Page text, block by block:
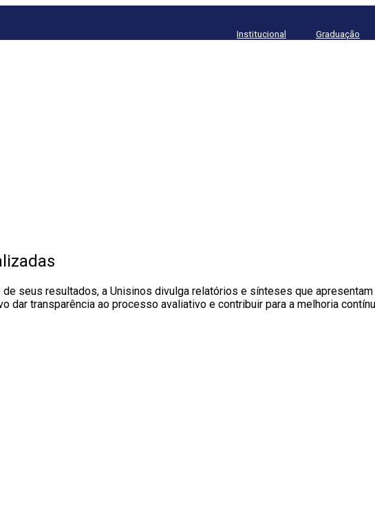
Institucional Graduação
seus resultados, a Unisinos divulga relatórios e sínteses que
dar transparência ao processo avaliativo e contribuir para a melhoria